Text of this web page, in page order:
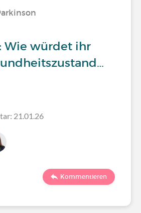
Wie würdet ihr
21.01.26
Kommentieren